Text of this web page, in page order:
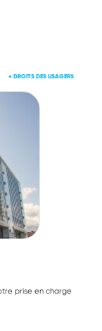
● DROITS DES USAGERS
prise en charge